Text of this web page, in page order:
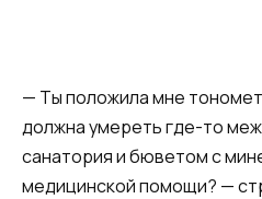
— Ты положила мне
должна умереть где-то
санатория и бюветом с
медицинской помощи? —